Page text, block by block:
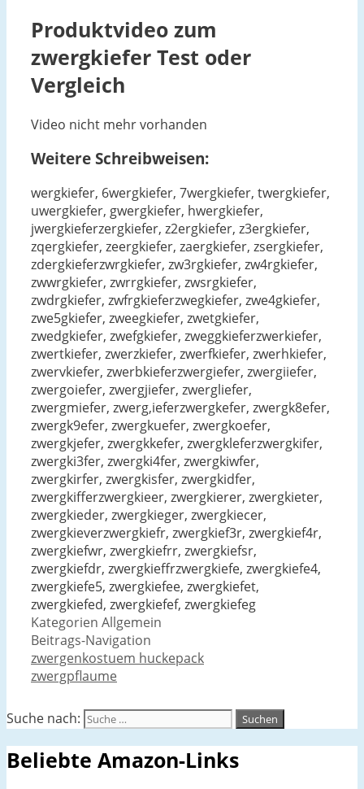
Produktvideo zum
zwergkiefer Test oder
Vergleich
Video nicht mehr vorhanden
Weitere Schreibweisen:
wergkiefer, 6wergkiefer, 7wergkiefer, twergkiefer,
uwergkiefer, gwergkiefer, hwergkiefer,
jwergkieferzergkiefer, z2ergkiefer, z3ergkiefer,
zqergkiefer, zeergkiefer, zaergkiefer, zsergkiefer,
zdergkieferzwrgkiefer, zw3rgkiefer, zw4rgkiefer,
zwwrgkiefer, zwrrgkiefer, zwsrgkiefer,
zwdrgkiefer, zwfrgkieferzwegkiefer, zwe4gkiefer,
zwe5gkiefer, zweegkiefer, zwetgkiefer,
zwedgkiefer, zwefgkiefer, zweggkieferzwerkiefer,
zwertkiefer, zwerzkiefer, zwerfkiefer, zwerhkiefer,
zwervkiefer, zwerbkieferzwergiefer, zwergiiefer,
zwergoiefer, zwergjiefer, zwergliefer,
zwergmiefer, zwerg,ieferzwergkefer, zwergk8efer,
zwergk9efer, zwergkuefer, zwergkoefer,
zwergkjefer, zwergkkefer, zwergkleferzwergkifer,
zwergki3fer, zwergki4fer, zwergkiwfer,
zwergkirfer, zwergkisfer, zwergkidfer,
zwergkifferzwergkieer, zwergkierer, zwergkieter,
zwergkieder, zwergkieger, zwergkiecer,
zwergkieverzwergkiefr, zwergkief3r, zwergkief4r,
zwergkiefwr, zwergkiefrr, zwergkiefsr,
zwergkiefdr, zwergkieffrzwergkiefe, zwergkiefe4,
zwergkiefe5, zwergkiefee, zwergkiefet,
zwergkiefed, zwergkiefef, zwergkiefeg
Kategorien Allgemein
Beitrags-Navigation
zwergenkostuem huckepack
zwergpflaume
Suche nach:
Beliebte Amazon-Links